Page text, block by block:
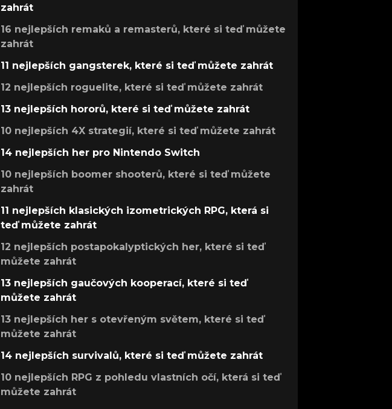
zahrát
16 nejlepších remaků a remasterů, které si teď můžete
zahrát
11 nejlepších gangsterek, které si teď můžete zahrát
12 nejlepších roguelite, které si teď můžete zahrát
13 nejlepších hororů, které si teď můžete zahrát
10 nejlepších 4X strategií, které si teď můžete zahrát
14 nejlepších her pro Nintendo Switch
10 nejlepších boomer shooterů, které si teď můžete
zahrát
11 nejlepších klasických izometrických RPG, která si
teď můžete zahrát
12 nejlepších postapokalyptických her, které si teď
můžete zahrát
13 nejlepších gaučových kooperací, které si teď
můžete zahrát
13 nejlepších her s otevřeným světem, které si teď
můžete zahrát
14 nejlepších survivalů, které si teď můžete zahrát
10 nejlepších RPG z pohledu vlastních očí, která si teď
můžete zahrát